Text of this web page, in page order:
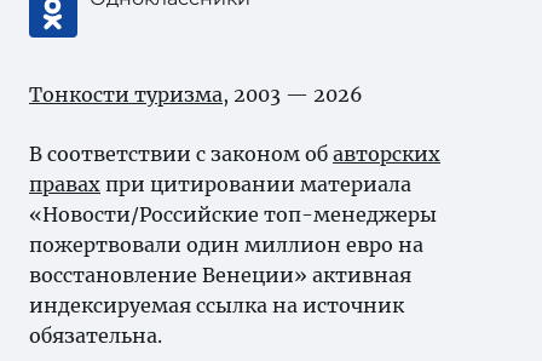
Тонкости туризма, 2003 — 2026
В соответствии с законом об авторских
правах при цитировании материала
«Новости/Российские топ-менеджеры
пожертвовали один миллион евро на
восстановление Венеции» активная
индексируемая ссылка на источник
обязательна.